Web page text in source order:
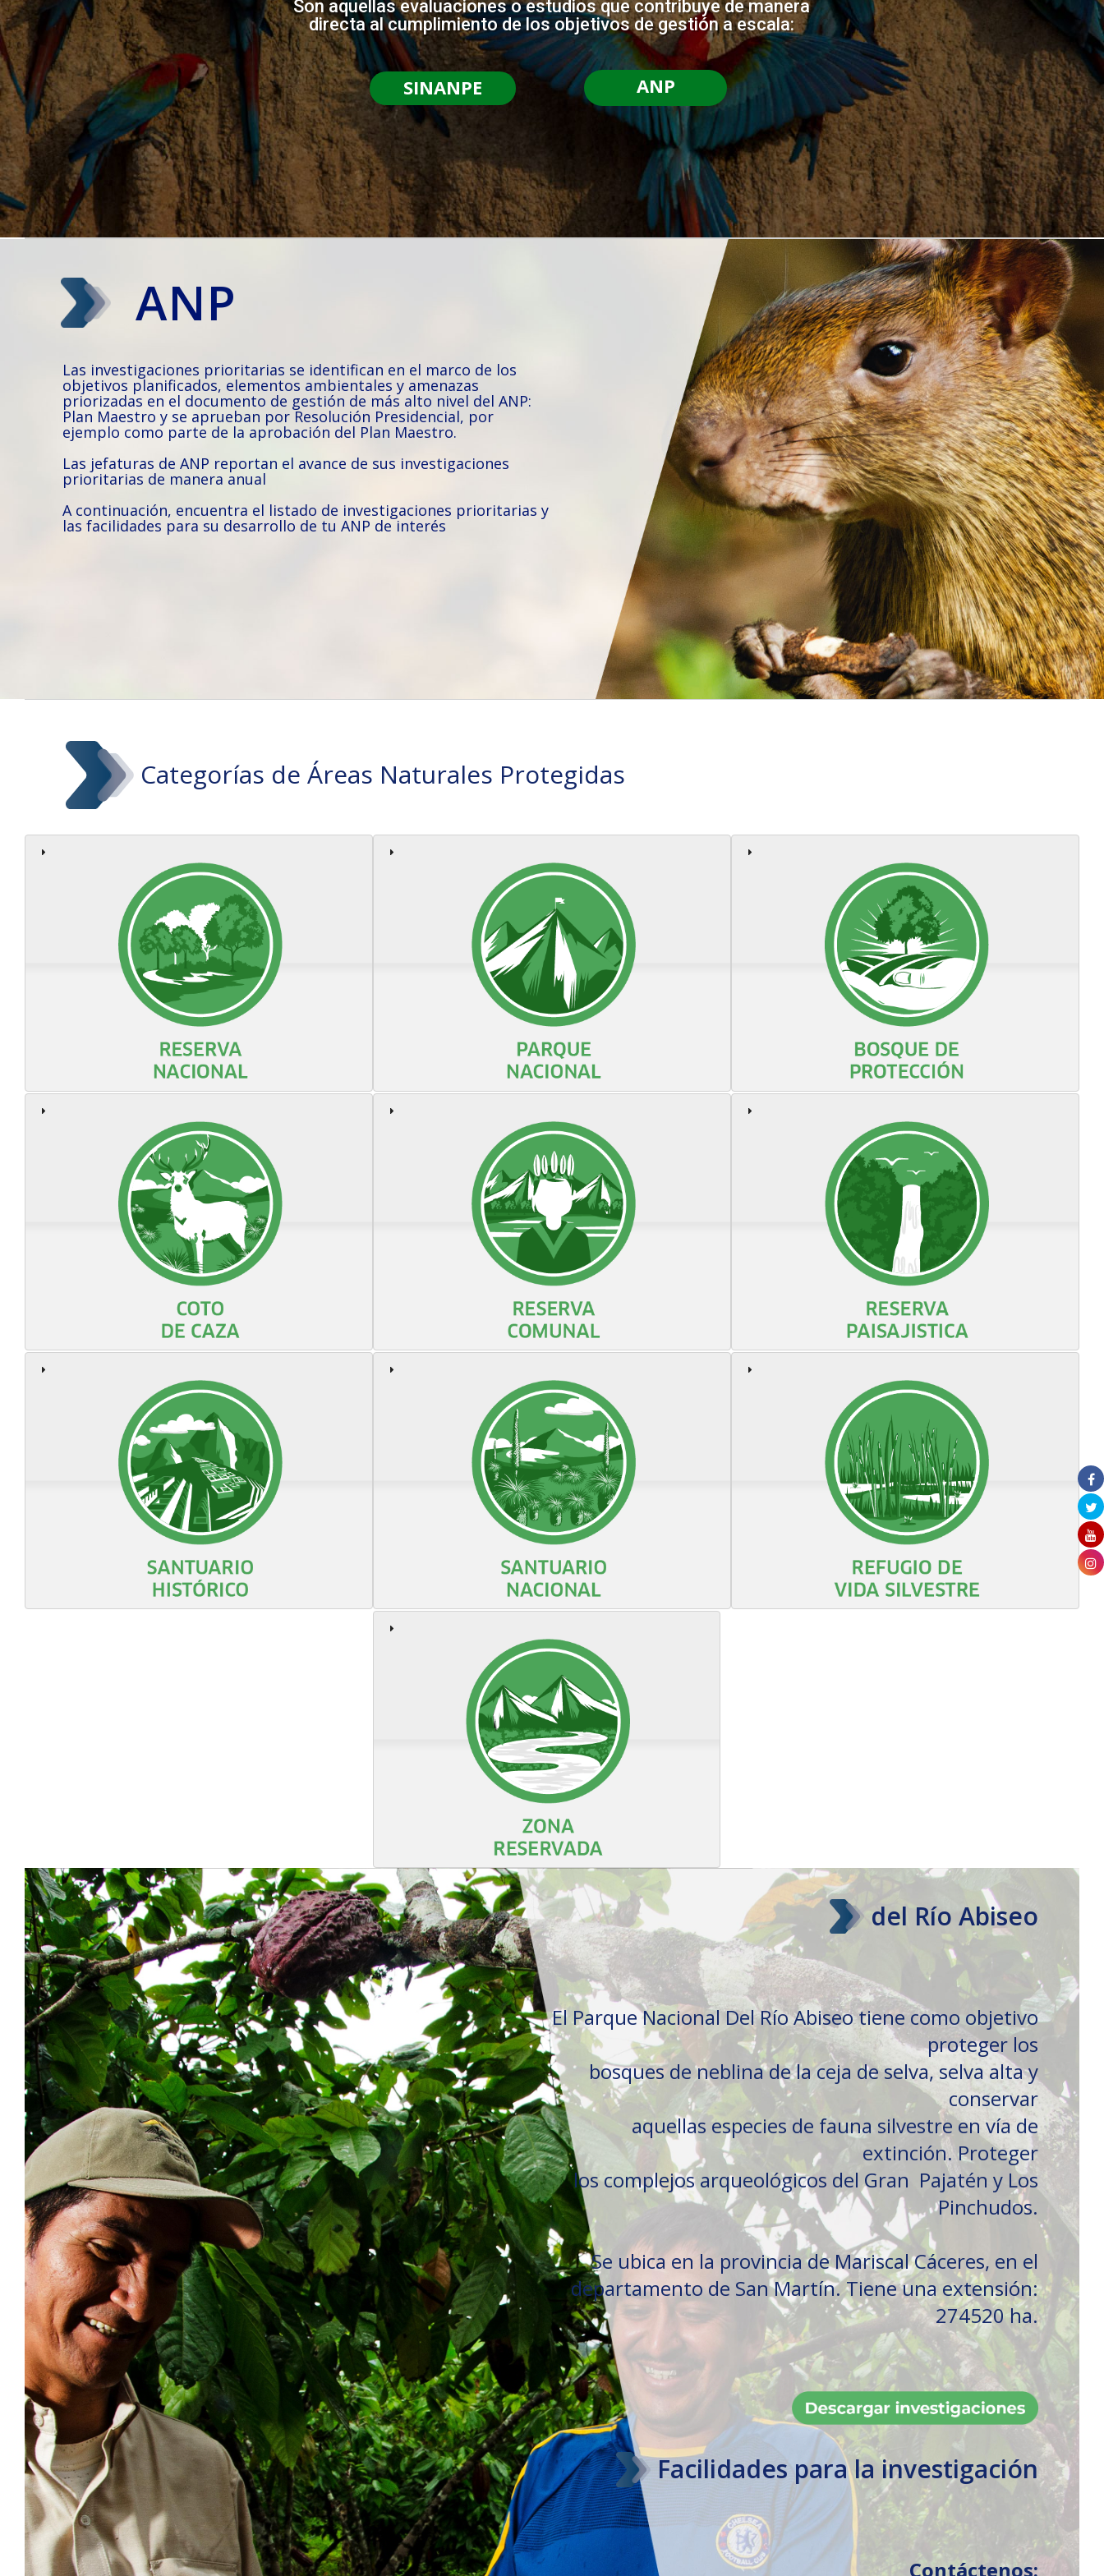
SINANPE ANP
Son aquellas evaluaciones o estudios que contribuye de manera
directa al cumplimiento de los objetivos de gestión a escala:
ANP
Las investigaciones prioritarias se identifican en el marco de los
objetivos planificados, elementos ambientales y amenazas
priorizadas en el documento de gestión de más alto nivel del ANP:
Plan Maestro y se aprueban por Resolución Presidencial, por
ejemplo como parte de la aprobación del Plan Maestro.
Las jefaturas de ANP reportan el avance de sus investigaciones
prioritarias de manera anual
A continuación, encuentra el listado de investigaciones prioritarias y
las facilidades para su desarrollo de tu ANP de interés
Categorías de Áreas Naturales Protegidas
del Río Abiseo
El Parque Nacional Del Río Abiseo tiene como objetivo
proteger los
bosques de neblina de la ceja de selva, selva alta y
conservar
aquellas especies de fauna silvestre en vía de
extinción. Proteger
los complejos arqueológicos del Gran Pajatén y Los
Pinchudos.
Se ubica en la provincia de Mariscal Cáceres, en el
departamento de San Martín. Tiene una extensión:
274520 ha.
Facilidades para la investigación
Contáctenos: